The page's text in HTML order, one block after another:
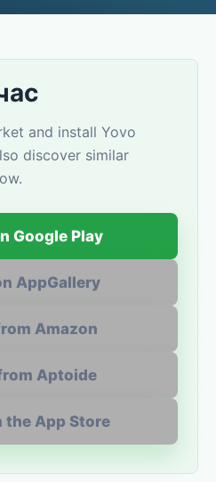
and install Yovo
discover similar
Google Play
AppGallery
Amazon
Aptoide
the App Store